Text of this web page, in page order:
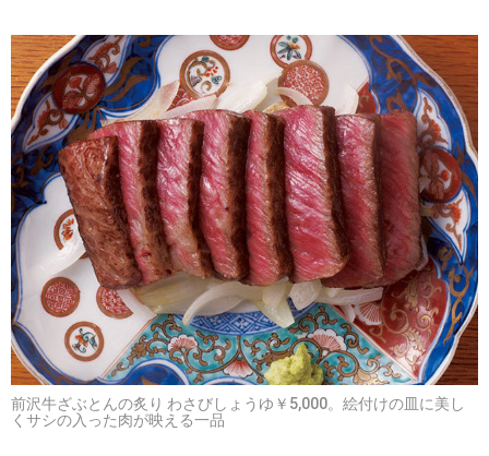
前沢牛ざぶとんの炙り わさびしょうゆ￥5,000。絵付けの皿に美し
くサシの入った肉が映える一品